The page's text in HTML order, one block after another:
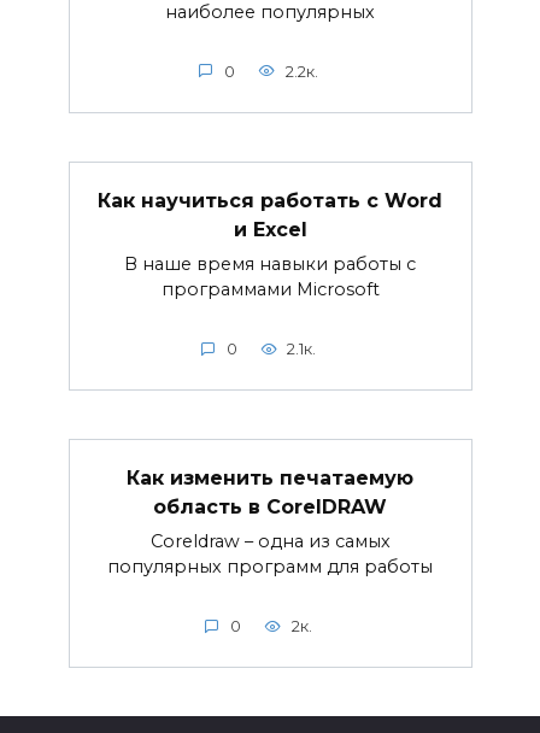
наиболее популярных
0 2.2к.
Как научиться работать с Word
и Excel
В наше время навыки работы с
программами Microsoft
0 2.1к.
Как изменить печатаемую
область в CorelDRAW
Coreldraw – одна из самых
популярных программ для работы
0 2к.